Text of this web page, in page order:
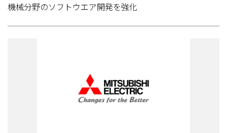
機械分野のソフトウエア開発を強化